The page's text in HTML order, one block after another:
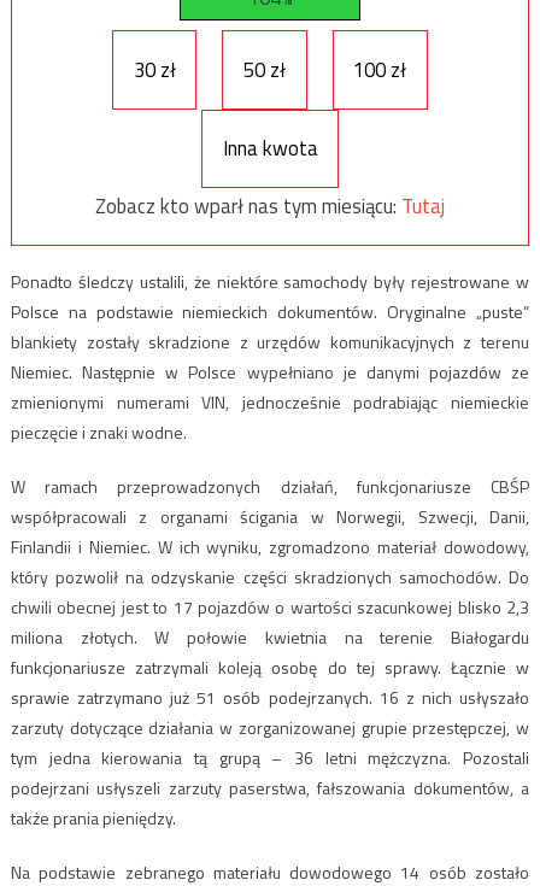
30 zł 50 zł 100 zł
Inna kwota
Zobacz kto wparł nas tym miesiącu: Tutaj
Ponadto śledczy ustalili, że niektóre samochody były rejestrowane w
Polsce na podstawie niemieckich dokumentów. Oryginalne „puste”
blankiety zostały skradzione z urzędów komunikacyjnych z terenu
Niemiec. Następnie w Polsce wypełniano je danymi pojazdów ze
zmienionymi numerami VIN, jednocześnie podrabiając niemieckie
pieczęcie i znaki wodne.
W ramach przeprowadzonych działań, funkcjonariusze CBŚP
współpracowali z organami ścigania w Norwegii, Szwecji, Danii,
Finlandii i Niemiec. W ich wyniku, zgromadzono materiał dowodowy,
który pozwolił na odzyskanie części skradzionych samochodów. Do
chwili obecnej jest to 17 pojazdów o wartości szacunkowej blisko 2,3
miliona złotych. W połowie kwietnia na terenie Białogardu
funkcjonariusze zatrzymali koleją osobę do tej sprawy. Łącznie w
sprawie zatrzymano już 51 osób podejrzanych. 16 z nich usłyszało
zarzuty dotyczące działania w zorganizowanej grupie przestępczej, w
tym jedna kierowania tą grupą – 36 letni mężczyzna. Pozostali
podejrzani usłyszeli zarzuty paserstwa, fałszowania dokumentów, a
także prania pieniędzy.
Na podstawie zebranego materiału dowodowego 14 osób zostało